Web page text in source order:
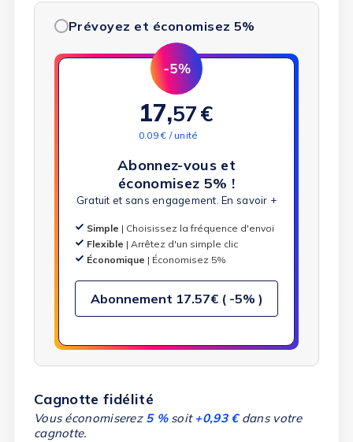
Prévoyez et économisez 5%
17,57€
0.09 € / unité
Abonnez-vous et
économisez 5% !
Gratuit et sans engagement.En savoir +
Simple | Choisissez la fréquence d'envoi
Flexible | Arrêtez d'un simple clic
Économique | Économisez 5%
Abonnement 17.57€ ( -5% )
Cagnotte fidélité
Vous économiserez 5 % soit +0,93 € dans votre
cagnotte.